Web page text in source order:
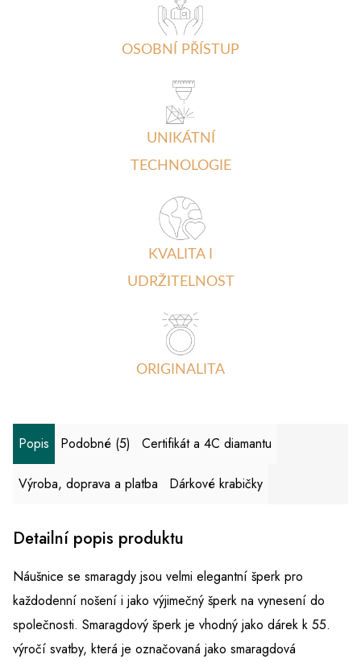
OSOBNÍ PŘÍSTUP
UNIKÁTNÍ
TECHNOLOGIE
KVALITA I
UDRŽITELNOST
ORIGINALITA
Popis Podobné (5) Certifikát a 4C diamantu
Výroba, doprava a platba Dárkové krabičky
Detailní popis produktu
Náušnice se smaragdy jsou velmi elegantní šperk pro
každodenní nošení i jako výjimečný šperk na vynesení do
společnosti. Smaragdový šperk je vhodný jako dárek k 55.
výročí svatby, která je označovaná jako smaragdová